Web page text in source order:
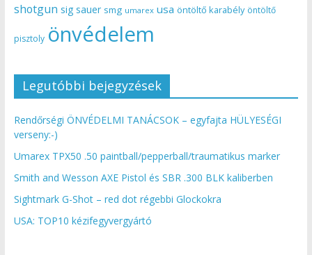
shotgun sig sauer smg umarex usa öntöltő karabély öntöltő
pisztoly önvédelem
Legutóbbi bejegyzések
Rendőrségi ÖNVÉDELMI TANÁCSOK – egyfajta HÜLYESÉGI
verseny:-)
Umarex TPX50 .50 paintball/pepperball/traumatikus marker
Smith and Wesson AXE Pistol és SBR .300 BLK kaliberben
Sightmark G-Shot – red dot régebbi Glockokra
USA: TOP10 kézifegyvergyártó